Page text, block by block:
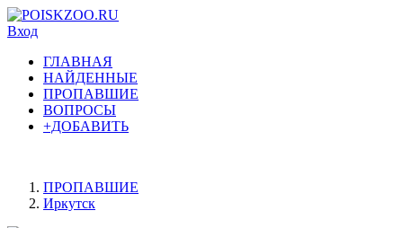
Вход
ГЛАВНАЯ
НАЙДЕННЫЕ
ПРОПАВШИЕ
ВОПРОСЫ
+ДОБАВИТЬ
ПРОПАВШИЕ
Иркутск